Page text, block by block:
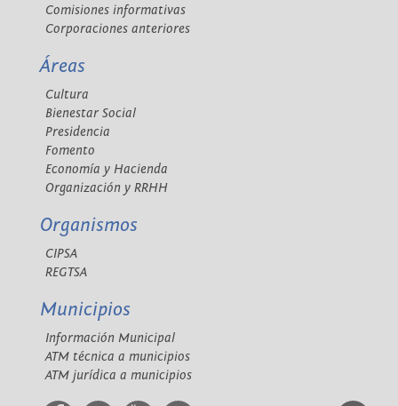
Comisiones informativas
Corporaciones anteriores
Áreas
Cultura
Bienestar Social
Presidencia
Fomento
Economía y Hacienda
Organización y RRHH
Organismos
CIPSA
REGTSA
Municipios
Información Municipal
ATM técnica a municipios
ATM jurídica a municipios